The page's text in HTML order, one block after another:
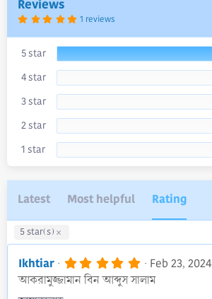
Reviews
5
0
0
s
t
a
(
s
1 reviews
5 star
4 star
3 star
2 star
1 star
Latest Most helpful Rating
5 star(s)
Ikhtiar 5
.
0
Feb 23, 2024
আকরামুজ্জামান বিন আব্দুস সালাম